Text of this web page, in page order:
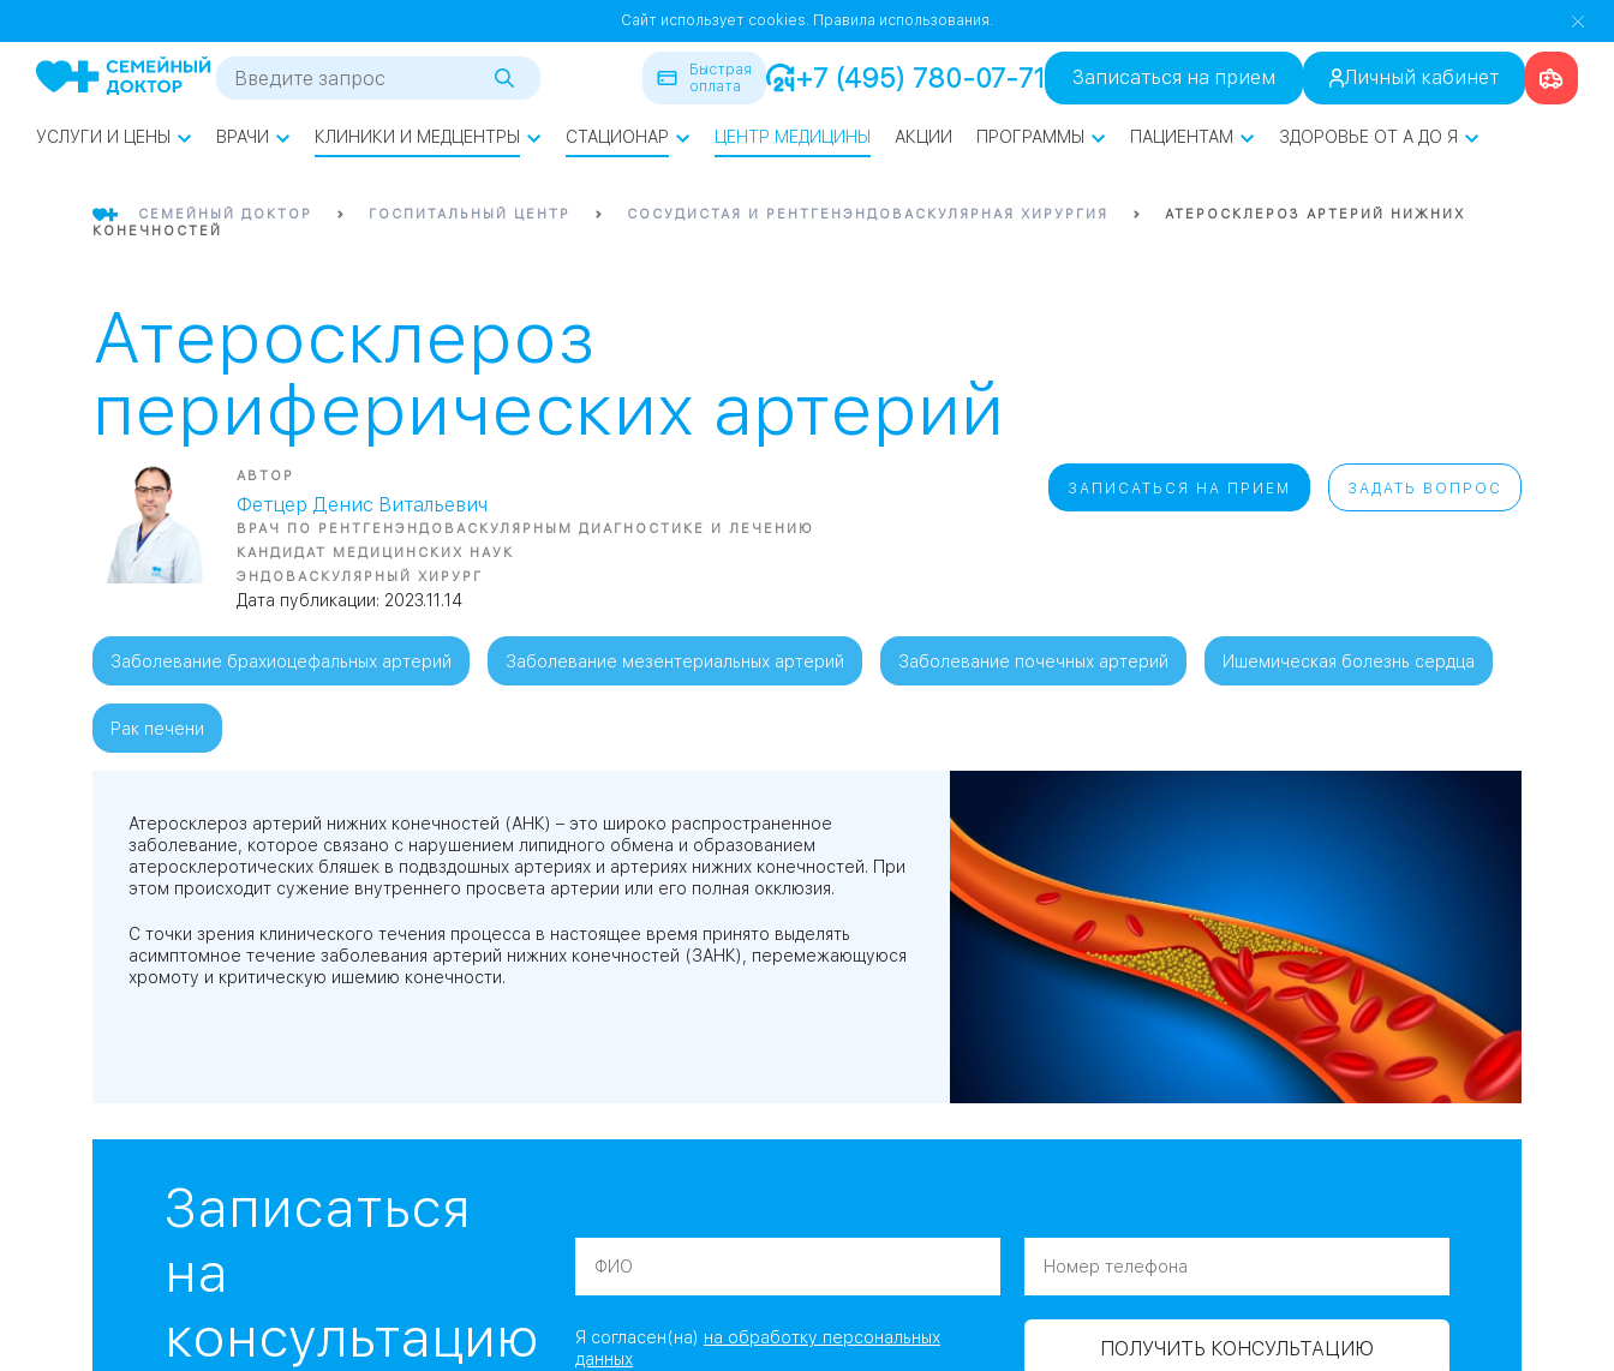
ЮЗАО
СЗАО
САО
06
14
18
15
Первомайская
Бауманская
Павелецкая
Теплый Стан
Академическая
Братиславская
Сайт использует cookies. Правила использования.
Быстрая
оплата
+7 (495) 780-07-71 Записаться на прием Личный кабинет
УСЛУГИ И ЦЕНЫ ВРАЧИ КЛИНИКИ И МЕДЦЕНТРЫ СТАЦИОНАР ЦЕНТР МЕДИЦИНЫ АКЦИИ ПРОГРАММЫ ПАЦИЕНТАМ ЗДОРОВЬЕ ОТ А ДО Я
СЕМЕЙНЫЙ ДОКТОР ГОСПИТАЛЬНЫЙ ЦЕНТР СОСУДИСТАЯ И РЕНТГЕНЭНДОВАСКУЛЯРНАЯ ХИРУРГИЯ
АТЕРОСКЛЕРОЗ АРТЕРИЙ НИЖНИХ
КОНЕЧНОСТЕЙ
Атеросклероз
периферических артерий
АВТОР
Фетцер Денис Витальевич
ВРАЧ ПО РЕНТГЕНЭНДОВАСКУЛЯРНЫМ ДИАГНОСТИКЕ И ЛЕЧЕНИЮ
КАНДИДАТ МЕДИЦИНСКИХ НАУК
ЭНДОВАСКУЛЯРНЫЙ ХИРУРГ
Дата публикации: 2023.11.14
ЗАПИСАТЬСЯ НА ПРИЕМ ЗАДАТЬ ВОПРОС
Заболевание брахиоцефальных артерий Заболевание мезентериальных артерий Заболевание почечных артерий Ишемическая болезнь сердца
Рак печени
Атеросклероз артерий нижних конечностей (АНК) – это широко распространенное
заболевание, которое связано с нарушением липидного обмена и образованием
атеросклеротических бляшек в подвздошных артериях и артериях нижних конечностей. При
этом происходит сужение внутреннего просвета артерии или его полная окклюзия.
С точки зрения клинического течения процесса в настоящее время принято выделять
асимптомное течение заболевания артерий нижних конечностей (ЗАНК), перемежающуюся
хромоту и критическую ишемию конечности.
Записаться
на
консультацию
Я согласен(на) на обработку персональных
данных
ПОЛУЧИТЬ КОНСУЛЬТАЦИЮ